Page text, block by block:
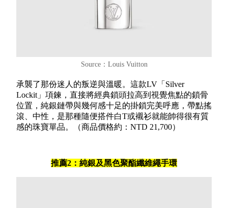
Source：Louis Vuitton
承襲了那份迷人的叛逆與溫暖。這款LV「Silver
Lockit」項鍊，直接將經典鎖頭拉高到視覺焦點的鎖骨
位置，純銀鏈帶與幾何感十足的掛鎖完美呼應，帶點搖
滾、中性，是那種隨便搭件白T或襯衫就能帥得很有質
感的珠寶單品。（商品價格約：NTD 21,700）
推薦2：純銀及黑色聚酯纖維繩手環